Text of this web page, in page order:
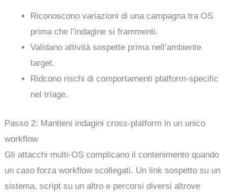
Riconoscono variazioni di una campagna tra OS
prima che l’indagine si frammenti.
Validano attività sospette prima nell’ambiente
target.
Ridcono rischi di comportamenti platform-specific
nel triage.
Passo 2: Mantieni indagini cross-platform in un unico
workflow
Gli attacchi multi-OS complicano il contenimento quando
un caso forza workflow scollegati. Un link sospetto su un
sistema, script su un altro e percorsi diversi altrove